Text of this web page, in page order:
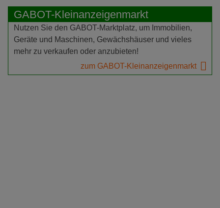
GABOT-Kleinanzeigenmarkt
Nutzen Sie den GABOT-Marktplatz, um Immobilien,
Geräte und Maschinen, Gewächshäuser und vieles
mehr zu verkaufen oder anzubieten!
zum GABOT-Kleinanzeigenmarkt